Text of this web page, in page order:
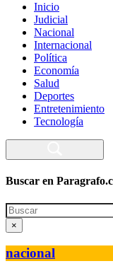
Inicio
Judicial
Nacional
Internacional
Política
Economía
Salud
Deportes
Entretenimiento
Tecnología
Buscar en
Search
×
nacional